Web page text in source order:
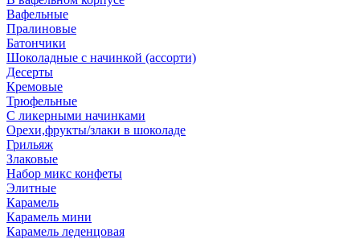
Вафельные
Пралиновые
Батончики
Шоколадные с начинкой (ассорти)
Десерты
Кремовые
Трюфельные
С ликерными начинками
Орехи,фрукты/злаки в шоколаде
Грильяж
Злаковые
Набор микс конфеты
Элитные
Карамель
Карамель мини
Карамель леденцовая